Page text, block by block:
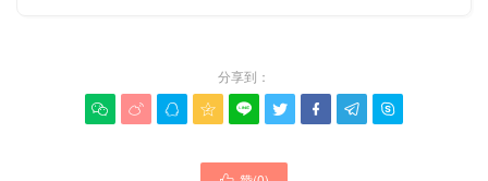
分享到：
        